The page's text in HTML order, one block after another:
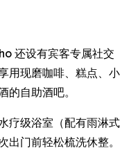
还设有宾客专属社交
用现磨咖啡、糕点、小
的自助酒吧。
疗级浴室（配有雨淋式
门前轻松梳洗休整。